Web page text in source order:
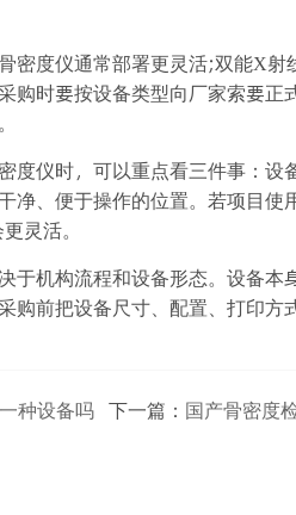
密度仪通常部署更灵活;双能X
购时要按设备类型向厂家索要
度仪时，可以重点看三件事：
净、便于操作的位置。若项目
灵活。
于机构流程和设备形态。设备
购前把设备尺寸、配置、打印
种设备吗 下一篇： 国产骨密度